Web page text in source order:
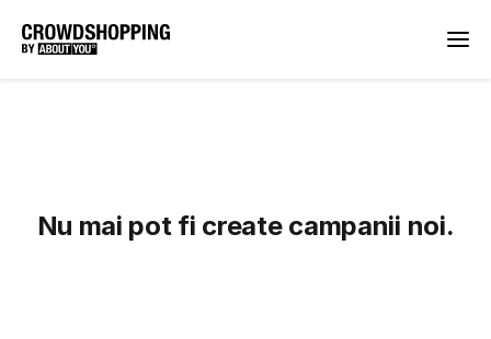
Nu mai pot fi create campanii noi.